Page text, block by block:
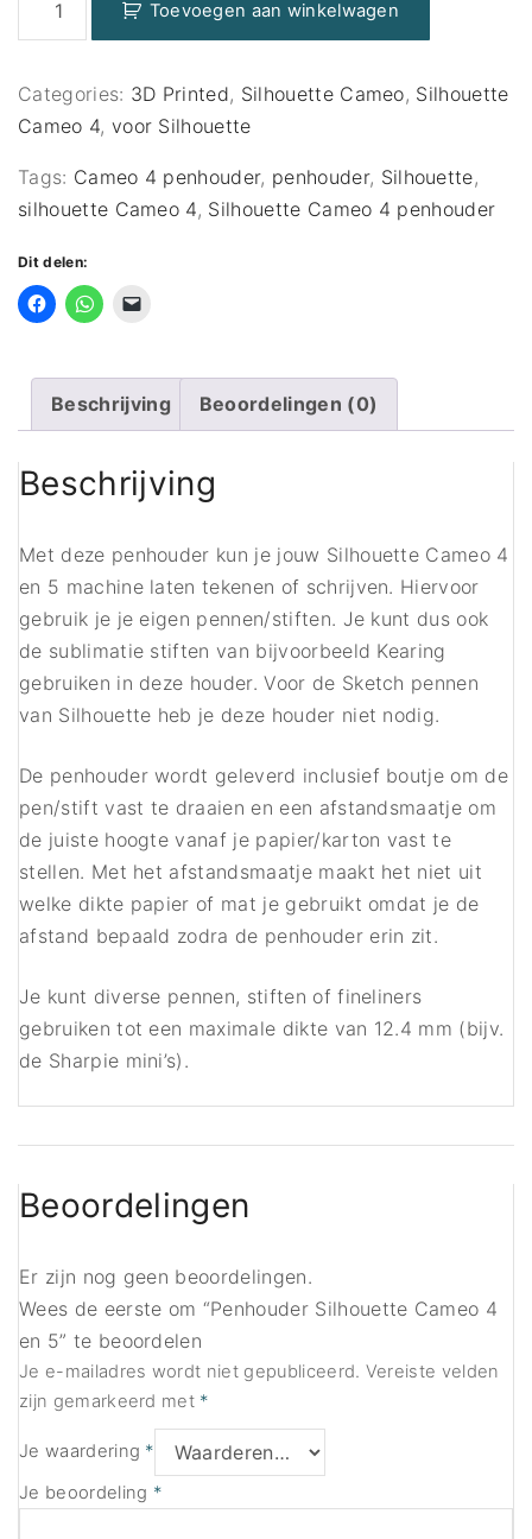
Silhouette
4
aantal
Toevoegen aan winkelwagen
Categories: 3D Printed, Silhouette Cameo, Silhouette
Cameo 4, voor Silhouette
Tags: Cameo 4 penhouder, penhouder, Silhouette,
silhouette Cameo 4, Silhouette Cameo 4 penhouder
Dit delen:
Beschrijving Beoordelingen (0)
Beschrijving
Met deze penhouder kun je jouw Silhouette Cameo 4
en 5 machine laten tekenen of schrijven. Hiervoor
gebruik je je eigen pennen/stiften. Je kunt dus ook
de sublimatie stiften van bijvoorbeeld Kearing
gebruiken in deze houder. Voor de Sketch pennen
van Silhouette heb je deze houder niet nodig.
De penhouder wordt geleverd inclusief boutje om de
pen/stift vast te draaien en een afstandsmaatje om
de juiste hoogte vanaf je papier/karton vast te
stellen. Met het afstandsmaatje maakt het niet uit
welke dikte papier of mat je gebruikt omdat je de
afstand bepaald zodra de penhouder erin zit.
Je kunt diverse pennen, stiften of fineliners
gebruiken tot een maximale dikte van 12.4 mm (bijv.
de Sharpie mini’s).
Beoordelingen
Er zijn nog geen beoordelingen.
Wees de eerste om “Penhouder Silhouette Cameo 4
en 5” te beoordelen
Je e-mailadres wordt niet gepubliceerd. Vereiste velden
zijn gemarkeerd met *
Je waardering *
Je beoordeling *